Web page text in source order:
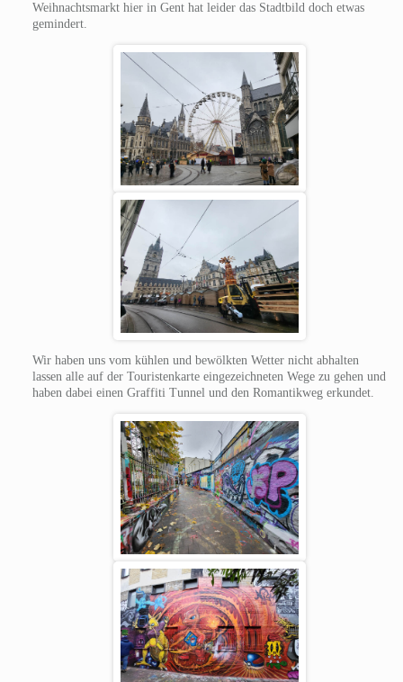
Weihnachtsmarkt hier in Gent hat leider das Stadtbild doch etwas
gemindert.
Wir haben uns vom kühlen und bewölkten Wetter nicht abhalten
lassen alle auf der Touristenkarte eingezeichneten Wege zu gehen und
haben dabei einen Graffiti Tunnel und den Romantikweg erkundet.